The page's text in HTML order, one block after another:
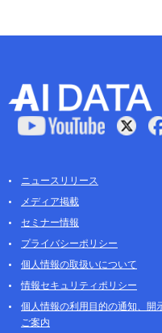
ニュースリリース
メディア掲載
セミナー情報
プライバシーポリシー
個人情報の取扱いについて
情報セキュリティポリシー
個人情報の利用目的の通知、開
ご案内